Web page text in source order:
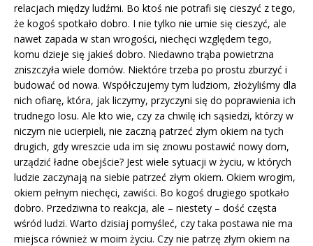
relacjach między ludźmi. Bo ktoś nie potrafi się cieszyć z tego,
że kogoś spotkało dobro. I nie tylko nie umie się cieszyć, ale
nawet zapada w stan wrogości, niechęci względem tego,
komu dzieje się jakieś dobro. Niedawno trąba powietrzna
zniszczyła wiele domów. Niektóre trzeba po prostu zburzyć i
budować od nowa. Współczujemy tym ludziom, złożyliśmy dla
nich ofiarę, która, jak liczymy, przyczyni się do poprawienia ich
trudnego losu. Ale kto wie, czy za chwilę ich sąsiedzi, którzy w
niczym nie ucierpieli, nie zaczną patrzeć złym okiem na tych
drugich, gdy wreszcie uda im się znowu postawić nowy dom,
urządzić ładne obejście? Jest wiele sytuacji w życiu, w których
ludzie zaczynają na siebie patrzeć złym okiem. Okiem wrogim,
okiem pełnym niechęci, zawiści. Bo kogoś drugiego spotkało
dobro. Przedziwna to reakcja, ale – niestety – dość częsta
wśród ludzi. Warto dzisiaj pomyśleć, czy taka postawa nie ma
miejsca również w moim życiu. Czy nie patrzę złym okiem na